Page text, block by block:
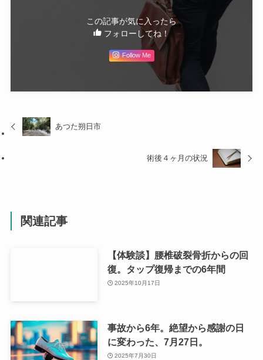
この記事が気に入ったら
フォローしてね！
Follow Me
あつた朔日市
術後４ヶ月の状況
関連記事
【体験談】腰椎破裂骨折からの回
復。タップ復帰までの6年間
2025年10月17日
事故から6年。絶望から感謝の日
に変わった、7月27日。
2025年7月30日